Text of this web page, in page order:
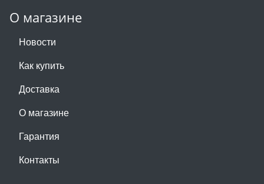
О магазине
Новости
Как купить
Доставка
О магазине
Гарантия
Контакты